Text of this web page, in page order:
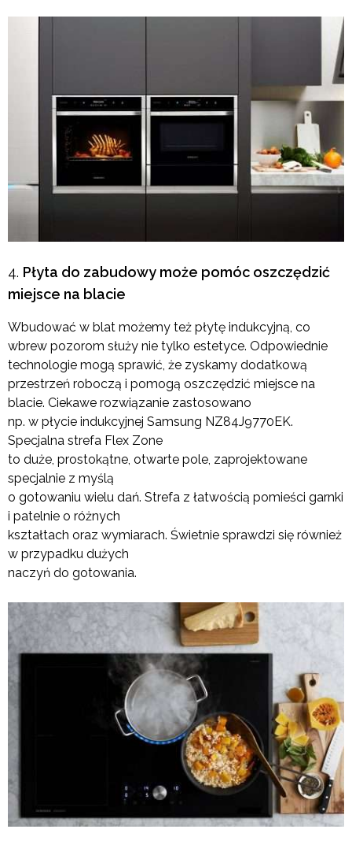
Płyta do zabudowy może pomóc oszczędzić
miejsce na blacie
Wbudować w blat możemy też płytę indukcyjną, co
wbrew pozorom służy nie tylko estetyce. Odpowiednie
technologie mogą sprawić, że zyskamy dodatkową
przestrzeń roboczą i pomogą oszczędzić miejsce na
blacie. Ciekawe rozwiązanie zastosowano
np. w płycie indukcyjnej Samsung NZ84J9770EK.
Specjalna strefa Flex Zone
to duże, prostokątne, otwarte pole, zaprojektowane
specjalnie z myślą
o gotowaniu wielu dań. Strefa z łatwością pomieści garnki
i patelnie o różnych
kształtach oraz wymiarach. Świetnie sprawdzi się również
w przypadku dużych
naczyń do gotowania.